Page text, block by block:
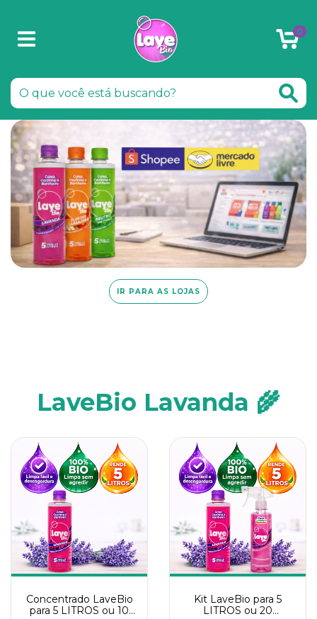
0
IR PARA AS LOJAS
LaveBio Lavanda 🌾
Concentrado LaveBio
para 5 LITROS ou 10
Kit LaveBio para 5
LITROS ou 20